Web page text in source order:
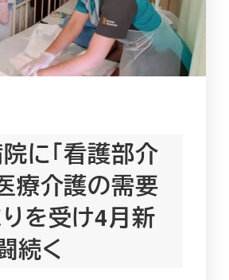
に「看護部介
療介護の需要
を受け4月新
続く